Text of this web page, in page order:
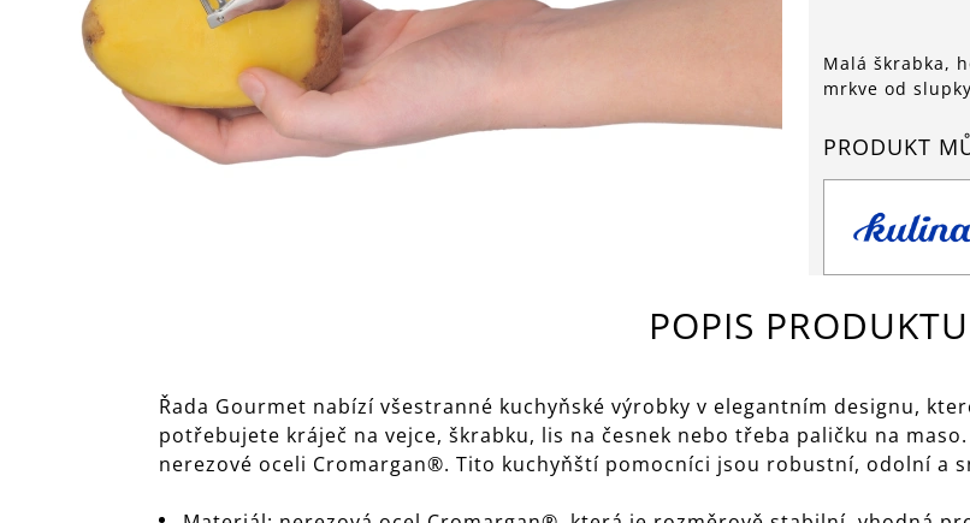
Malá škrabka,
mrkve od
PRODUKT
POPIS PRODUKTU
Řada Gourmet nabízí všestranné kuchyňské výrobky v elegantním designu,
potřebujete kráječ na vejce, škrabku, lis na česnek nebo třeba paličku na
nerezové oceli Cromargan®. Tito kuchyňští pomocníci jsou robustní, odolní a